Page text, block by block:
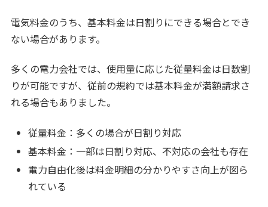
電気料金のうち、基本料金は日割りにできる場合とでき
ない場合があります。
多くの電力会社では、使用量に応じた従量料金は日数割
りが可能ですが、従前の規約では基本料金が満額請求さ
れる場合もありました。
従量料金：多くの場合が日割り対応
基本料金：一部は日割り対応、不対応の会社も存在
電力自由化後は料金明細の分かりやすさ向上が図ら
れている